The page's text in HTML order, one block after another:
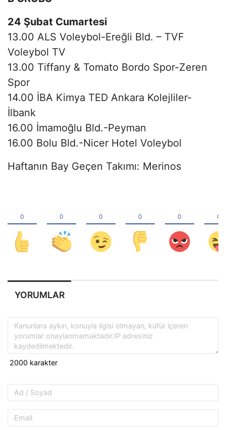
24 Şubat Cumartesi
13.00 ALS Voleybol-Ereğli Bld. – TVF
Voleybol TV
13.00 Tiffany & Tomato Bordo Spor-Zeren
Spor
14.00 İBA Kimya TED Ankara Kolejliler-
İlbank
16.00 İmamoğlu Bld.-Peyman
16.00 Bolu Bld.-Nicer Hotel Voleybol
Haftanın Bay Geçen Takımı: Merinos
YORUMLAR